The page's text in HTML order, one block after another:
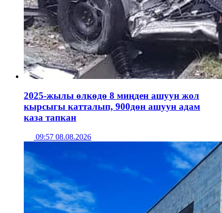
2025-жылы өлкөдө 8 миңден ашуун жол
кырсыгы катталып, 900дөн ашуун адам
каза тапкан
09:57 08.08.2026